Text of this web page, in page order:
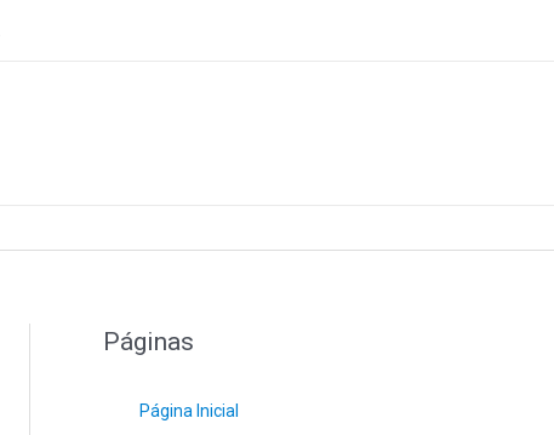
Páginas
Página Inicial